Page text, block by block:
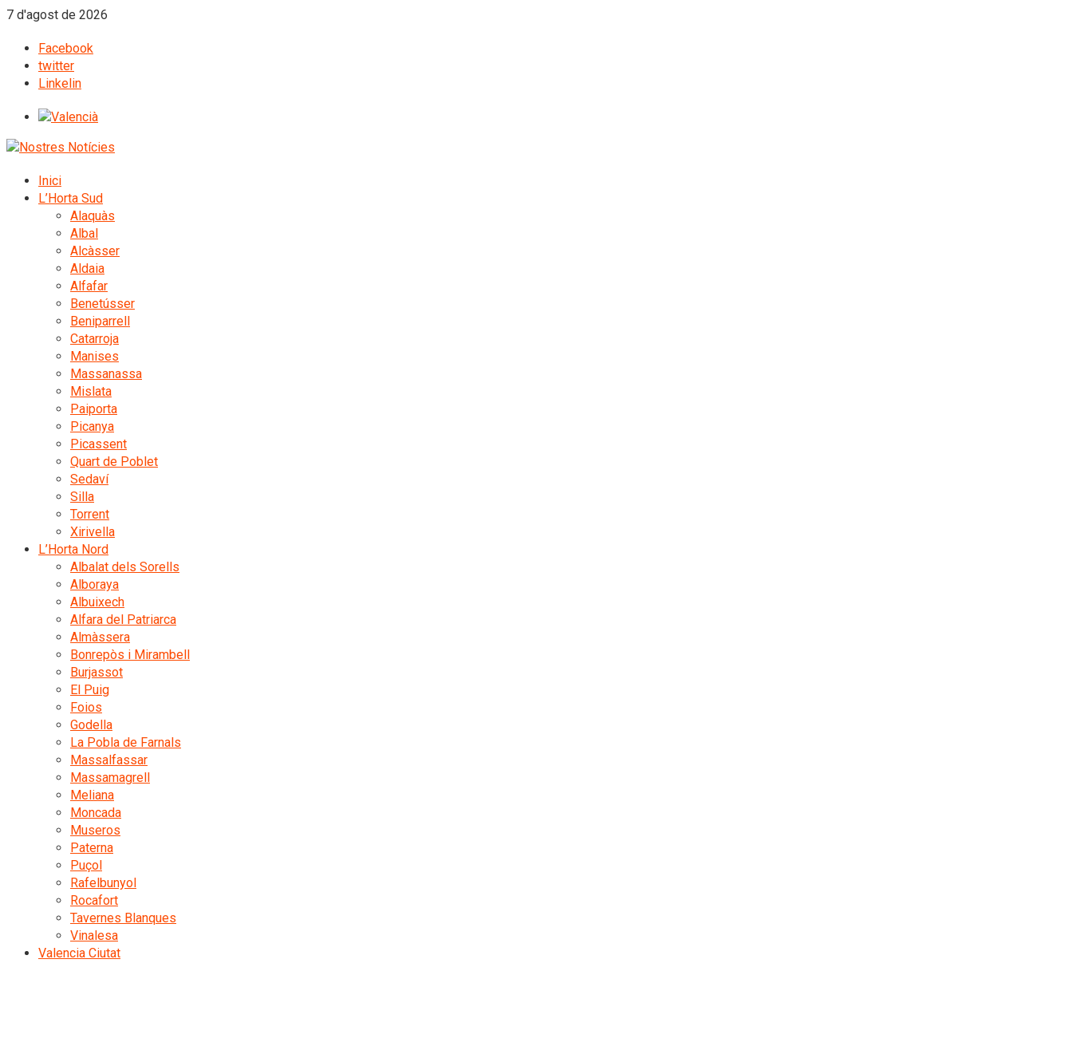
7 d'agost de 2026
Facebook
twitter
Linkelin
Inici
L’Horta Sud
Alaquàs
Albal
Alcàsser
Aldaia
Alfafar
Benetússer
Beniparrell
Catarroja
Manises
Massanassa
Mislata
Paiporta
Picanya
Picassent
Quart de Poblet
Sedaví
Silla
Torrent
Xirivella
L’Horta Nord
Albalat dels Sorells
Alboraya
Albuixech
Alfara del Patriarca
Almàssera
Bonrepòs i Mirambell
Burjassot
El Puig
Foios
Godella
La Pobla de Farnals
Massalfassar
Massamagrell
Meliana
Moncada
Museros
Paterna
Puçol
Rafelbunyol
Rocafort
Tavernes Blanques
Vinalesa
Valencia Ciutat